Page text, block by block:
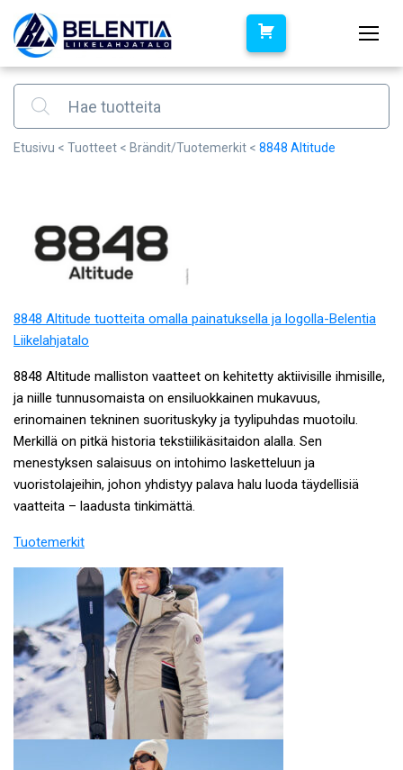
Products search
Etusivu < Tuotteet < Brändit/Tuotemerkit < 8848 Altitude
8848 Altitude tuotteita omalla painatuksella ja logolla-Belentia
Liikelahjatalo
8848 Altitude malliston vaatteet on kehitetty aktiivisille ihmisille,
ja niille tunnusomaista on ensiluokkainen mukavuus,
erinomainen tekninen suorituskyky ja tyylipuhdas muotoilu.
Merkillä on pitkä historia tekstiilikäsitaidon alalla. Sen
menestyksen salaisuus on intohimo lasketteluun ja
vuoristolajeihin, johon yhdistyy palava halu luoda täydellisiä
vaatteita – laadusta tinkimättä.
Tuotemerkit